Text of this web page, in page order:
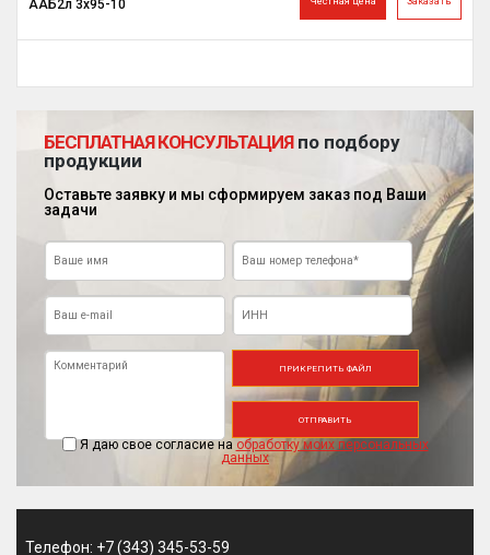
ААБ2л 3х95-10
БЕСПЛАТНАЯ КОНСУЛЬТАЦИЯпо подбору
продукции
Оставьте заявку и мы сформируем заказ под Ваши
задачи
ПРИКРЕПИТЬ ФАЙЛ
Я даю свое согласие на обработку моих персональных
данных
ОТПРАВИТЬ
Телефон: +7 (343) 345-53-59